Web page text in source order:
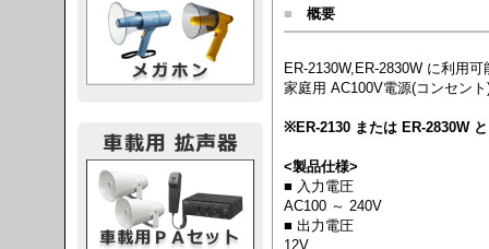
■ 概要
ER-2130W,ER-2830W に利用
家庭用 AC100V電源(コンセン
※ER-2130 または ER-2830W
<製品仕様>
■ 入力電圧
AC100 ～ 240V
■ 出力電圧
12V